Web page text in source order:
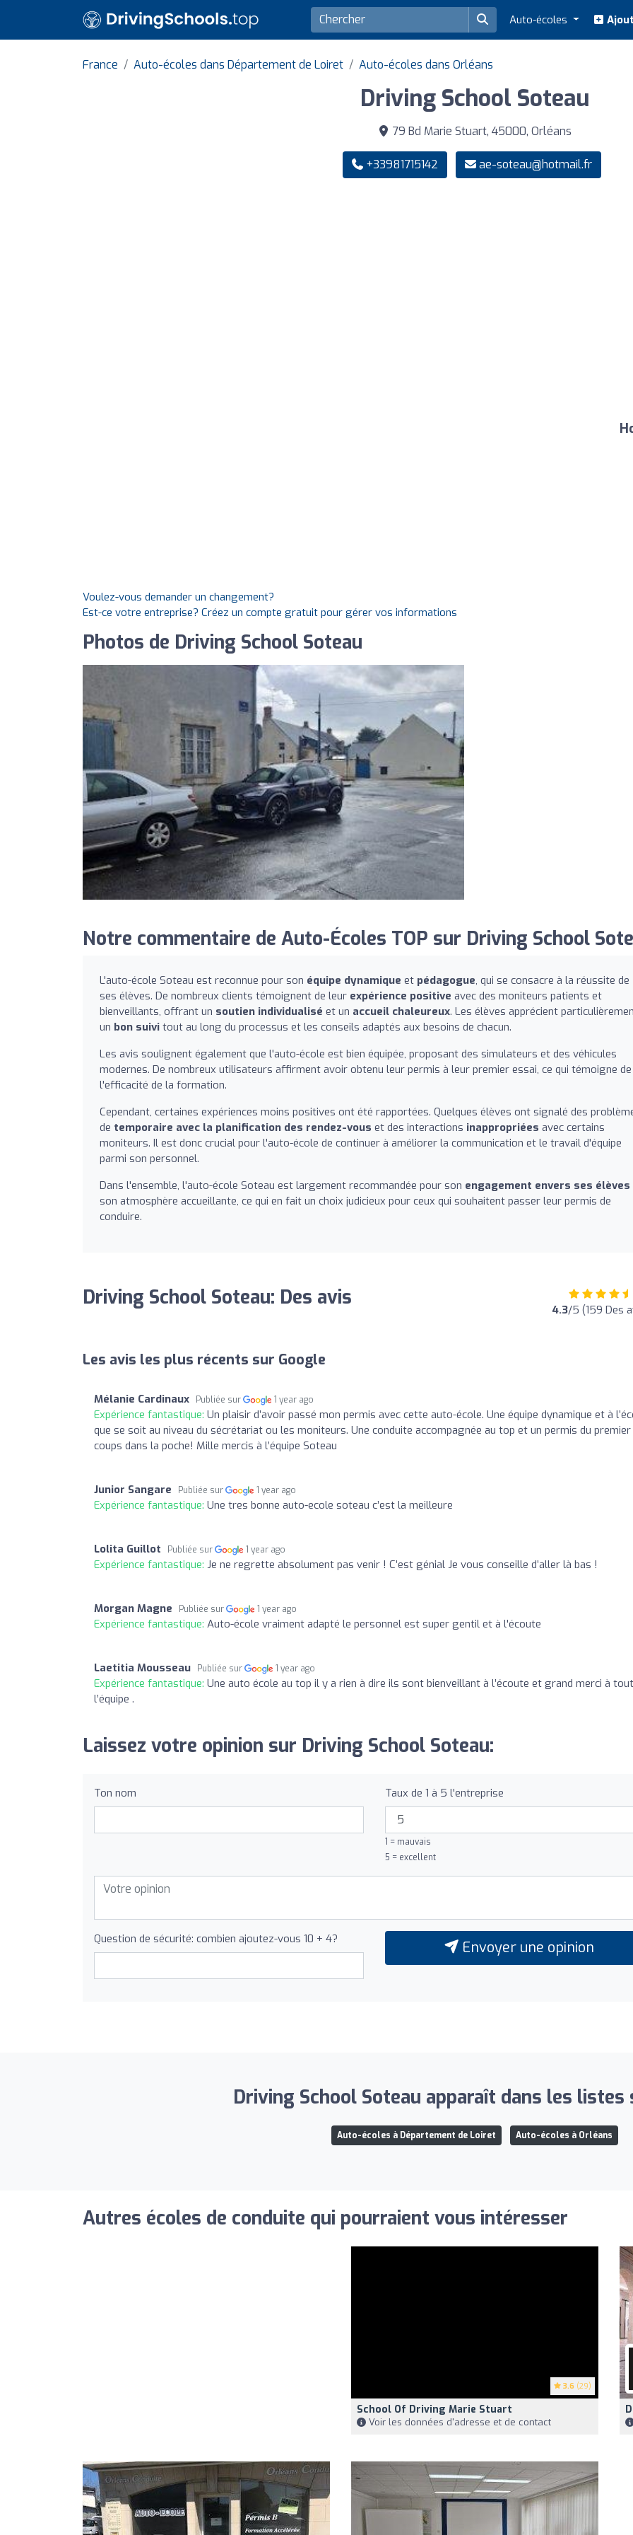
Auto-écoles
France Auto-écoles dans Département de Loiret Auto-écoles dans Orléans
Driving School Soteau
79 Bd Marie Stuart, 45000, Orléans
+33981715142 ae-soteau@hotmail.fr
Voulez-vous demander un changement?
Est-ce votre entreprise? Créez un compte gratuit pour gérer vos informations
Photos de Driving School Soteau
Notre commentaire de Auto-Écoles TOP sur Driving School
L'auto-école Soteau est reconnue pour son équipe dynamique et pédagogue, qui se consacre à la réussite de
ses élèves. De nombreux clients témoignent de leur expérience positive avec des moniteurs patients et
bienveillants, offrant un soutien individualisé et un accueil chaleureux. Les élèves apprécient
un bon suivi tout au long du processus et les conseils adaptés aux besoins de chacun.
Les avis soulignent également que l'auto-école est bien équipée, proposant des simulateurs et des véhicules
modernes. De nombreux utilisateurs affirment avoir obtenu leur permis à leur premier essai, ce qui témoigne de
l'efficacité de la formation.
Cependant, certaines expériences moins positives ont été rapportées. Quelques élèves ont signalé des
de temporaire avec la planification des rendez-vous et des interactions inappropriées avec certains
moniteurs. Il est donc crucial pour l'auto-école de continuer à améliorer la communication et le travail d'équipe
parmi son personnel.
Dans l'ensemble, l'auto-école Soteau est largement recommandée pour son engagement envers ses élèves
son atmosphère accueillante, ce qui en fait un choix judicieux pour ceux qui souhaitent passer leur permis de
conduire.
Driving School Soteau: Des avis 4.3/5 (159 Des
Les avis les plus récents sur Google
Mélanie Cardinaux Publiée sur 1 year ago
Expérience fantastique: Un plaisir d’avoir passé mon permis avec cette auto-école. Une équipe dynamique et à
que se soit au niveau du sécrétariat ou les moniteurs. Une conduite accompagnée au top et un permis du premier
coups dans la poche! Mille mercis à l’équipe Soteau
Junior Sangare Publiée sur 1 year ago
Expérience fantastique: Une tres bonne auto-ecole soteau c’est la meilleure
Lolita Guillot Publiée sur 1 year ago
Expérience fantastique: Je ne regrette absolument pas venir ! C’est génial Je vous conseille d’aller là bas !
Morgan Magne Publiée sur 1 year ago
Expérience fantastique: Auto-école vraiment adapté le personnel est super gentil et à l'écoute
Laetitia Mousseau Publiée sur 1 year ago
Expérience fantastique: Une auto école au top il y a rien à dire ils sont bienveillant à l’écoute et grand merci à
l’équipe .
Laissez votre opinion sur Driving School Soteau:
Ton nom Taux de 1 à 5 l'entreprise
1 = mauvais
5 = excellent
Question de sécurité: combien ajoutez-vous 10 + 4? Envoyer une opinion
Driving School Soteau apparaît dans les listes
Auto-écoles à Département de Loiret Auto-écoles à Orléans
Autres écoles de conduite qui pourraient vous intéresser
3.6 (29)
School Of Driving Marie Stuart
Voir les données d'adresse et de contact